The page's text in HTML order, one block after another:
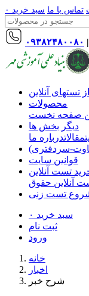
تماس با ما سبد خرید ۰
۰۹۳۸۲۴۸۰۰۸۰ |
تستهای آنلاین
محصولات
صفحه نخست
دیگر بخش ها
مقالاتدرباره ما
سردفتری)
قوانین سایت
تست آنلاین
آنلاین حقوق
تست زنی
سبد خرید ۰
ثبت نام
ورود
خانه
اخبار
شرح خبر